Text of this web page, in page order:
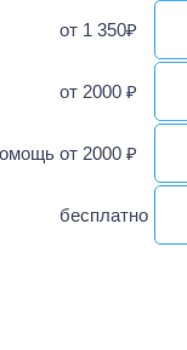
от 1 350₽
от 2000 ₽
от 2000 ₽
бесплатно